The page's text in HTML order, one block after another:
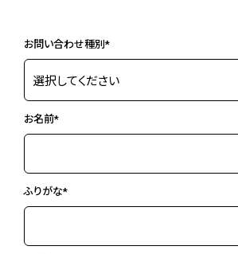
お問い合わせ種別*
お名前*
ふりがな*